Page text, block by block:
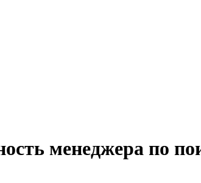
менеджера по